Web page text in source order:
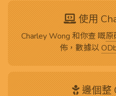
使用
Charley Wong 和你查 嘅原
佈，數據以
邊個整